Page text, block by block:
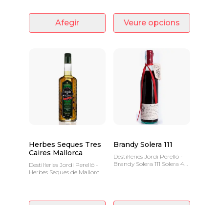
Afegir Veure opcions
Herbes Seques Tres
Caires Mallorca
Destil·leries Jordi Perelló -
Herbes Seques de Mallorca
Brandy Solera 111
Destil·leries Jordi Perelló -
Brandy Solera 111 Solera 40